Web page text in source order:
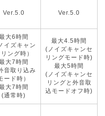
Ver.5.0 Ver.5.0
大6時間
イズキャン
ング時）
大7時間
音取り込み
ード時）
大7時間
(通常時)
最大4.5時間
(ノイズキャンセ
リングモード時)
最大5時間
(ノイズキャンセ
リングと外音取
込モードオフ時)